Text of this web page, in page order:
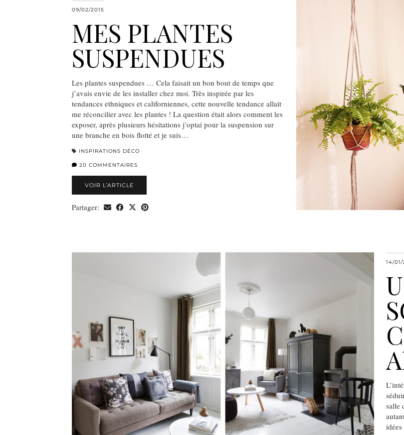
09/02/2015
MES PLANTES
SUSPENDUES
Les plantes suspendues … Cela faisait un bon bout de temps que
j’avais envie de les installer chez moi. Très inspirée par les
tendances ethniques et californiennes, cette nouvelle tendance allait
me réconcilier avec les plantes ! La question était alors comment les
exposer, après plusieurs hésitations j’optai pour la suspension sur
une branche en bois flotté et je suis…
INSPIRATIONS DÉCO
20 COMMENTAIRES
VOIR L’ARTICLE
Partager:
14/01/
salle